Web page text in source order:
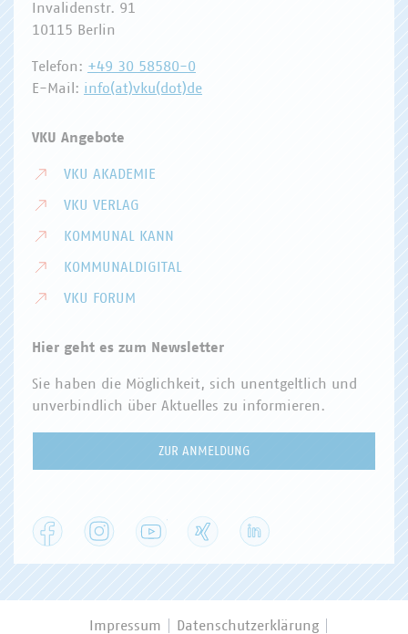
Invalidenstr. 91
10115 Berlin
Telefon: +49 30 58580-0
E-Mail: info(at)vku(dot)de
VKU Angebote
VKU AKADEMIE
VKU VERLAG
KOMMUNAL KANN
KOMMUNALDIGITAL
VKU FORUM
Hier geht es zum Newsletter
Sie haben die Möglichkeit, sich unentgeltlich und
unverbindlich über Aktuelles zu informieren.
ZUR ANMELDUNG
Facebook Instagram YouTube
Impressum Datenschutzerklärung